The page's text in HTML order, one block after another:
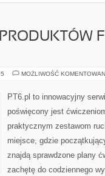
PRODUKTÓW
MOŻLIWOŚĆ
PT6.pl to innowacyjny
poświęcony jest
praktycznym zestawom
miejsce, gdzie
znajdą sprawdzone plany
zachętę do codziennego